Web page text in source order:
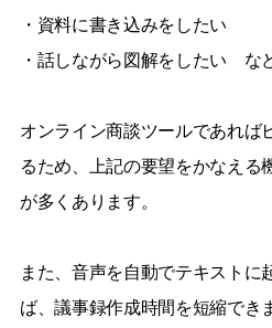
・資料に書き込みをしたい
・話しながら図解をしたい な
オンライン商談ツールであれば
るため、上記の要望をかなえる
が多くあります。
また、音声を自動でテキストに
ば、議事録作成時間を短縮でき